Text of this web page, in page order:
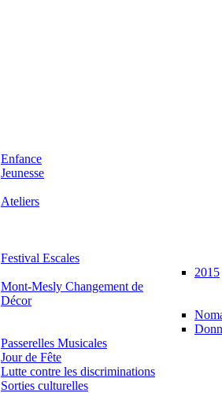
Enfance
Jeunesse
Ateliers
Festival Escales
2015
Mont-Mesly Changement de
Décor
Passerelles Musicales
Jour de Fête
Lutte contre les discriminations
Sorties culturelles